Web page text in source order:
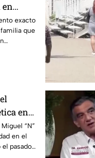
en
exacto
que
en
“N”
en el
pasado